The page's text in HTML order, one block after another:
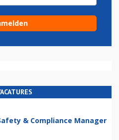
& Compliance Manager